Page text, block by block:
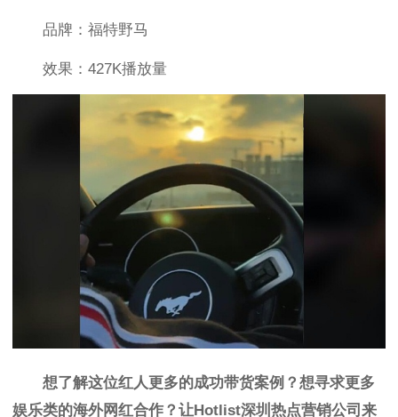
品牌：福特野马
效果：427K播放量
想了解这位红人更多的成功带货案例？想寻求更多
娱乐类的海外网红合作？让Hotlist深圳热点营销公司来